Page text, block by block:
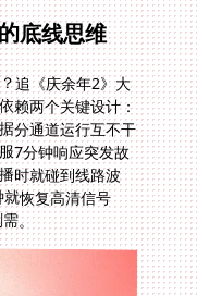
底线思维
追《庆余年2》大
赖两个关键设计：
分通道运行互不干
7分钟响应突发故
时就碰到线路波
就恢复高清信号
需。